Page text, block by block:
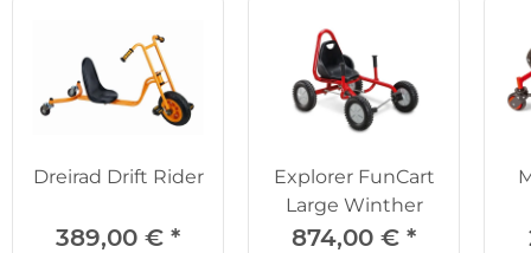
Dreirad Drift Rider
389,00 € *
Explorer FunCart
Large Winther
874,00 € *